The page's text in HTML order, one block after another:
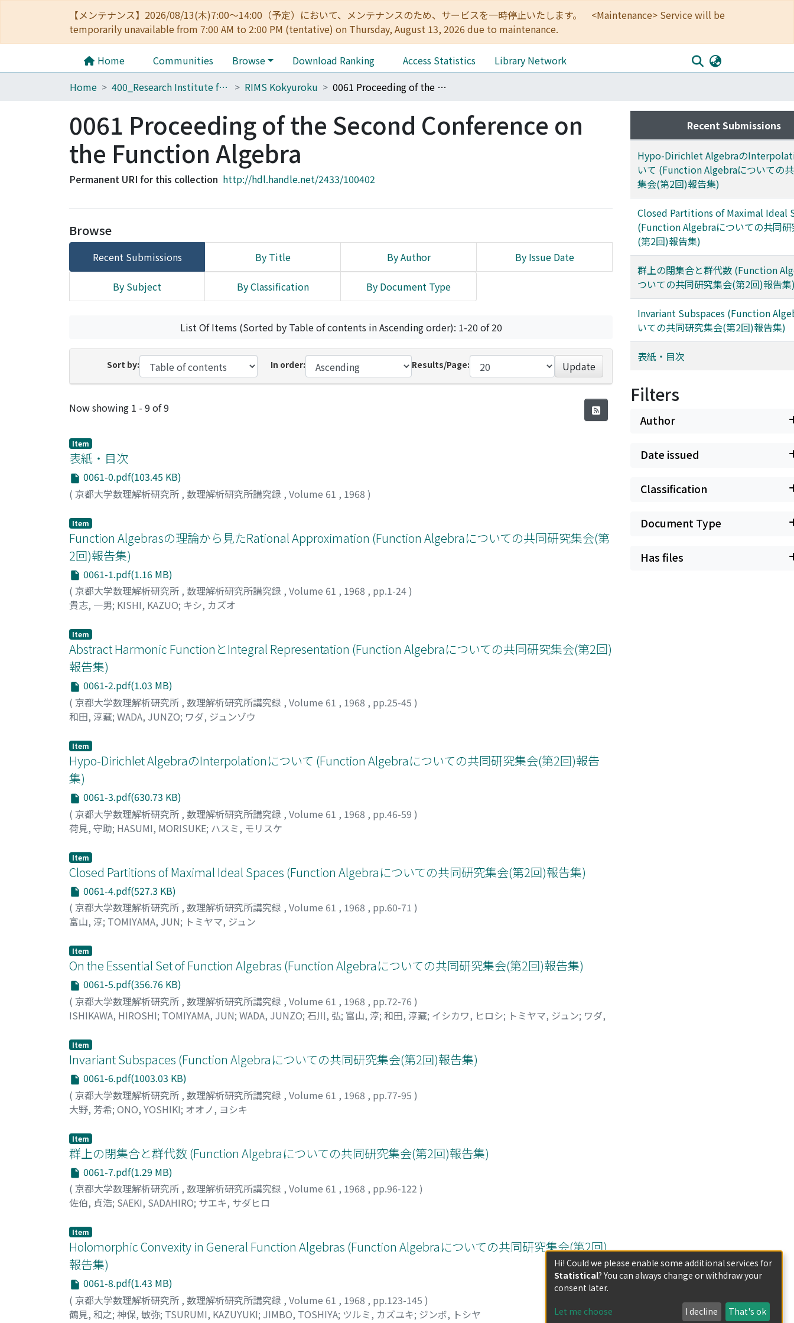
【メンテナンス】2026/08/13(木)7:00～14:00（予定）において、メンテナンスのため、サービスを一時停止いたします。 <Maintenance> Service will be
temporarily unavailable from 7:00 AM to 2:00 PM (tentative) on Thursday, August 13, 2026 due to maintenance.
Home Communities Browse Download Ranking Access Statistics
Library Network
Home
400_Research Institute for Mathematical Sciences RIMS Kokyuroku 0061 Proceeding of the Second Conference on the Function Algebra
0061 Proceeding of the Second Conference on
the Function Algebra
Permanent URI for this collection http://hdl.handle.net/2433/100402
Browse
Recent Submissions By Title By Author By Issue Date
By Subject By Classification By Document Type
List Of Items (Sorted by Table of contents in Ascending order): 1-20 of 20
Sort by: In order: Results/Page: Update
Recent Submissions
Now showing 1 - 9 of 9
Item
表紙・目次
0061-0.pdf(103.45 KB)
( 京都大学数理解析研究所 , 数理解析研究所講究録 , Volume 61 , 1968 )
Item
Function Algebrasの理論から見たRational Approximation (Function Algebraについての共同研究集会(第
2回)報告集)
0061-1.pdf(1.16 MB)
( 京都大学数理解析研究所 , 数理解析研究所講究録 , Volume 61 , 1968 , pp.1-24)
貴志, 一男; KISHI, KAZUO; キシ, カズオ
Item
Abstract Harmonic FunctionとIntegral Representation (Function Algebraについての共同研究集会(第2回)
報告集)
0061-2.pdf(1.03 MB)
( 京都大学数理解析研究所 , 数理解析研究所講究録 , Volume 61 , 1968 , pp.25-45 )
和田, 淳藏; WADA, JUNZO; ワダ, ジュンゾウ
Item
Hypo-Dirichlet AlgebraのInterpolationについて (Function Algebraについての共同研究集会(第2回)報告
集)
0061-3.pdf(630.73 KB)
( 京都大学数理解析研究所 , 数理解析研究所講究録 , Volume 61 , 1968 , pp.46-59 )
荷見, 守助; HASUMI, MORISUKE; ハスミ, モリスケ
Item
Closed Partitions of Maximal Ideal Spaces (Function Algebraについての共同研究集会(第2回)報告集)
0061-4.pdf(527.3 KB)
( 京都大学数理解析研究所 , 数理解析研究所講究録 , Volume 61 , 1968 , pp.60-71 )
富山, 淳; TOMIYAMA, JUN; トミヤマ, ジュン
Item
On the Essential Set of Function Algebras (Function Algebraについての共同研究集会(第2回)報告集)
0061-5.pdf(356.76 KB)
( 京都大学数理解析研究所 , 数理解析研究所講究録 , Volume 61 , 1968 , pp.72-76 )
ISHIKAWA, HIROSHI; TOMIYAMA, JUN; WADA, JUNZO; 石川, 弘; 富山, 淳; 和田, 淳藏; イシカワ, ヒロシ; トミヤマ, ジュン; ワダ,
Item
Invariant Subspaces (Function Algebraについての共同研究集会(第2回)報告集)
0061-6.pdf(1003.03 KB)
( 京都大学数理解析研究所 , 数理解析研究所講究録 , Volume 61 , 1968 , pp.77-95 )
大野, 芳希; ONO, YOSHIKI; オオノ, ヨシキ
Item
群上の閉集合と群代数 (Function Algebraについての共同研究集会(第2回)報告集)
0061-7.pdf(1.29 MB)
( 京都大学数理解析研究所 , 数理解析研究所講究録 , Volume 61 , 1968 , pp.96-122 )
佐伯, 貞浩; SAEKI, SADAHIRO; サエキ, サダヒロ
Item
Holomorphic Convexity in General Function Algebras (Function Algebraについての共同研究集会(第2回)
報告集)
0061-8.pdf(1.43 MB)
( 京都大学数理解析研究所 , 数理解析研究所講究録 , Volume 61 , 1968 , pp.123-145 )
鶴見, 和之; 神保, 敏弥; TSURUMI, KAZUYUKI; JIMBO, TOSHIYA; ツルミ, カズユキ; ジンボ, トシヤ
Recent Submissions
Hypo-Dirichlet Algebraの
いて (Function Algebraについての
集会(第2回)報告集)
Closed Partitions of Maximal Ideal
(Function Algebraについての共同
(第2回)報告集)
群上の閉集合と群代数 (Function
ついての共同研究集会(第2回)報告
Invariant Subspaces (Function
いての共同研究集会(第2回)報告集)
表紙・目次
Filters
Author
Date issued
Classification
Document Type
Has files
Hi! Could we please enable some additional services for
Statistical? You can always change or withdraw your
consent later.
Let me choose I decline That's ok